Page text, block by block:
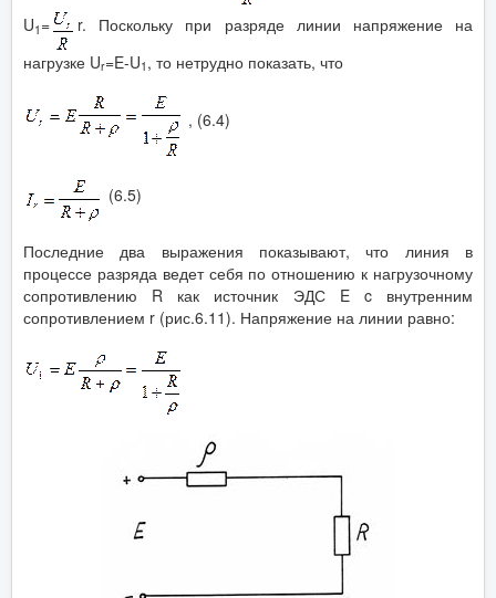
U1 =
r. Поскольку при разряде линии напряжение на
нагрузке Ur=E-U1 , то нетрудно показать, что
, (6.4)
(6.5)
Последние два выражения показывают, что линия в
процессе разряда ведет себя по отношению к нагрузочному
сопротивлению R как источник ЭДС E c внутренним
сопротивлением r (рис.6.11). Напряжение на линии равно: